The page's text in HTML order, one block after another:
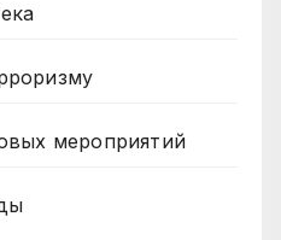
мероприятий